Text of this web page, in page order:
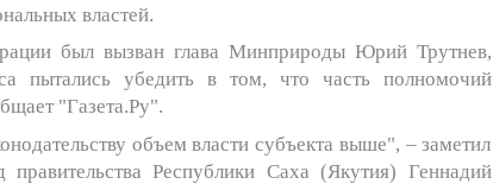
властей.
был вызван глава Минприроды Юрий Трутнев,
пытались убедить в том, что часть полномочий
"Газета.Ру".
объем власти субъекта выше", – заметил
Республики Саха (Якутия) Геннадий